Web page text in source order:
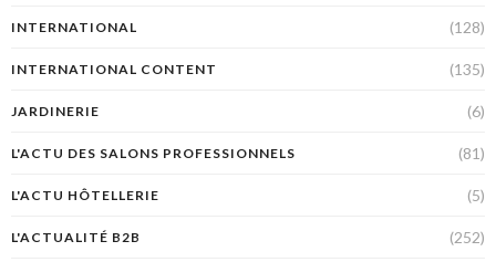
INTERNATIONAL (128)
INTERNATIONAL CONTENT (135)
JARDINERIE (6)
L'ACTU DES SALONS PROFESSIONNELS (81)
L'ACTU HÔTELLERIE (5)
L'ACTUALITÉ B2B (252)